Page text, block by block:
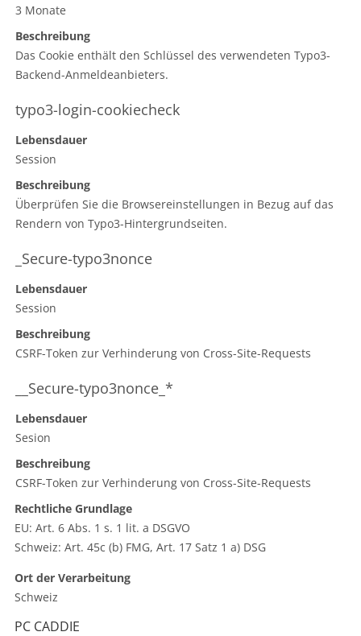
3 Monate
Beschreibung
Das Cookie enthält den Schlüssel des verwendeten Typo3-
Backend-Anmeldeanbieters.
typo3-login-cookiecheck
Lebensdauer
Session
Beschreibung
Überprüfen Sie die Browsereinstellungen in Bezug auf das
Rendern von Typo3-Hintergrundseiten.
_Secure-typo3nonce
Lebensdauer
Session
Beschreibung
CSRF-Token zur Verhinderung von Cross-Site-Requests
__Secure-typo3nonce_*
Lebensdauer
Sesion
Beschreibung
CSRF-Token zur Verhinderung von Cross-Site-Requests
Rechtliche Grundlage
EU: Art. 6 Abs. 1 s. 1 lit. a DSGVO
Schweiz: Art. 45c (b) FMG, Art. 17 Satz 1 a) DSG
Ort der Verarbeitung
Schweiz
PC CADDIE